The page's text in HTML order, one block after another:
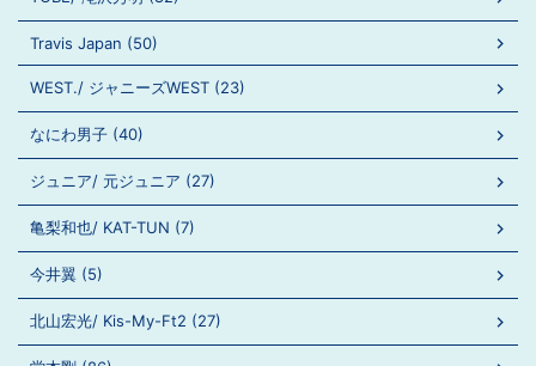
Travis Japan (50)
WEST./ ジャニーズWEST (23)
なにわ男子 (40)
ジュニア/ 元ジュニア (27)
亀梨和也/ KAT-TUN (7)
今井翼 (5)
北山宏光/ Kis-My-Ft2 (27)